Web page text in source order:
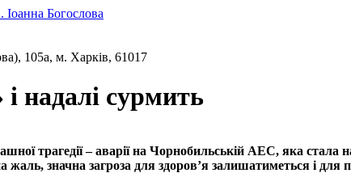
105а, м. Харків, 61017
надалі сурмить
трагедії – аварії на Чорнобильській АЕС, яка
жаль, значна загроза для здоров’я залишатиметься і для